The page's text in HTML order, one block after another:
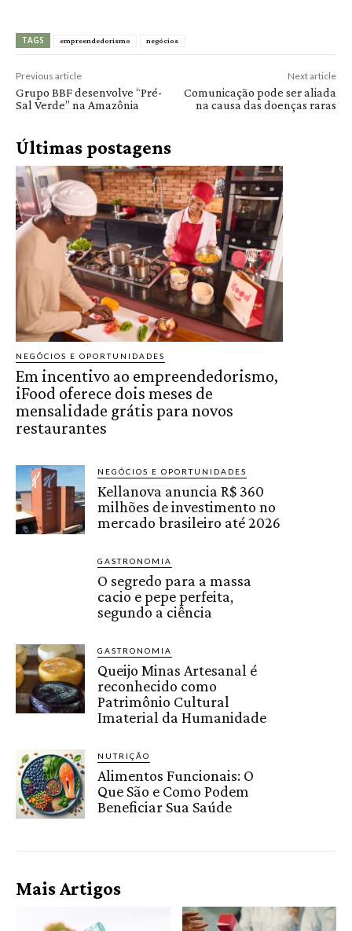
TAGS empreendedorismo negócios
Previous article
Grupo BBF desenvolve “Pré-
Sal Verde” na Amazônia
Next article
Comunicação pode ser aliada
na causa das doenças raras
Últimas postagens
NEGÓCIOS E OPORTUNIDADES
Em incentivo ao empreendedorismo,
iFood oferece dois meses de
mensalidade grátis para novos
restaurantes
NEGÓCIOS E OPORTUNIDADES
Kellanova anuncia R$ 360
milhões de investimento no
mercado brasileiro até 2026
GASTRONOMIA
O segredo para a massa
cacio e pepe perfeita,
segundo a ciência
GASTRONOMIA
Queijo Minas Artesanal é
reconhecido como
Patrimônio Cultural
Imaterial da Humanidade
NUTRIÇÃO
Alimentos Funcionais: O
Que São e Como Podem
Beneficiar Sua Saúde
Mais Artigos